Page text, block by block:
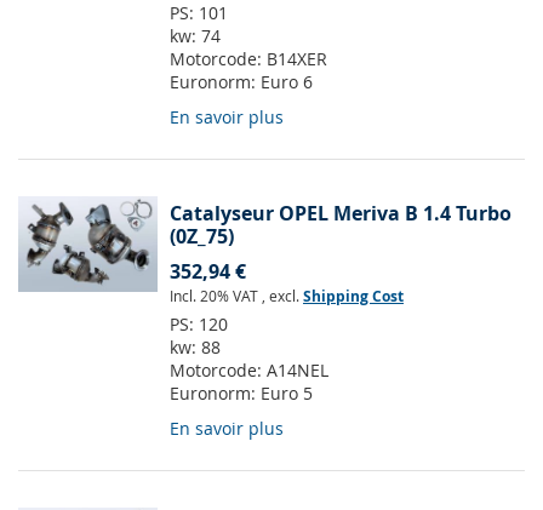
PS: 101
kw: 74
Motorcode: B14XER
Euronorm: Euro 6
En savoir plus
Catalyseur OPEL Meriva B 1.4 Turbo
(0Z_75)
352,94 €
Incl. 20% VAT , excl.Shipping Cost
PS: 120
kw: 88
Motorcode: A14NEL
Euronorm: Euro 5
En savoir plus